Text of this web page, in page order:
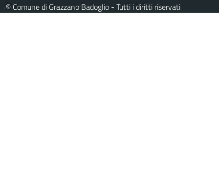
© Comune di Grazzano Badoglio - Tutti i diritti riservati